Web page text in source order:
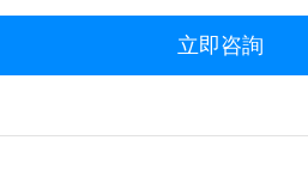
立即咨詢